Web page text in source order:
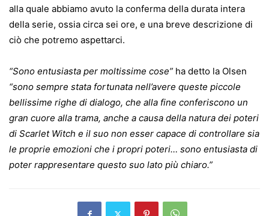
alla quale abbiamo avuto la conferma della durata intera
della serie, ossia circa sei ore, e una breve descrizione di
ciò che potremo aspettarci.
“Sono entusiasta per moltissime cose” ha detto la Olsen
“sono sempre stata fortunata nell’avere queste piccole
bellissime righe di dialogo, che alla fine conferiscono un
gran cuore alla trama, anche a causa della natura dei poteri
di Scarlet Witch e il suo non esser capace di controllare sia
le proprie emozioni che i propri poteri… sono entusiasta di
poter rappresentare questo suo lato più chiaro.”